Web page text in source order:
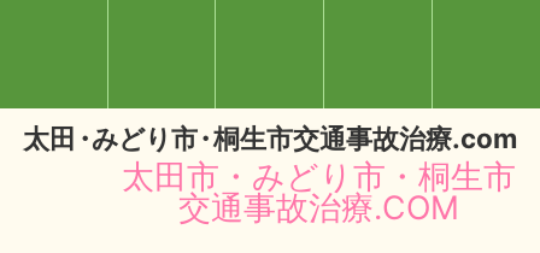
太田・みどり市・桐生市交通事故治療.com
太田市・みどり市・桐生市
交通事故治療.COM